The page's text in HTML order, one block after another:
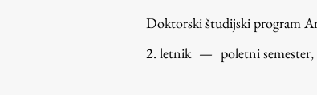
Doktorski študijski program
2. letnik — poletni